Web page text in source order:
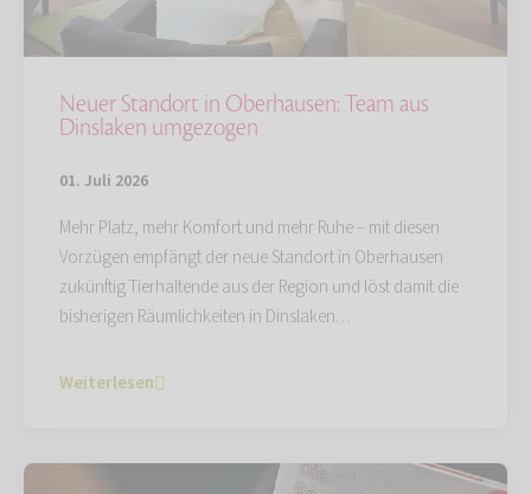
Neuer Standort in Oberhausen: Team aus
Dinslaken umgezogen
01. Juli 2026
Mehr Platz, mehr Komfort und mehr Ruhe – mit diesen
Vorzügen empfängt der neue Standort in Oberhausen
zukünftig Tierhaltende aus der Region und löst damit die
bisherigen Räumlichkeiten in Dinslaken…
Weiterlesen